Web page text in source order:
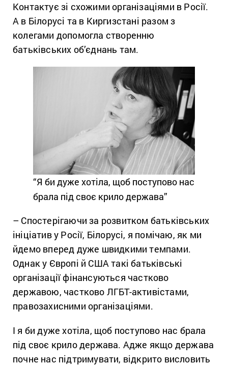
Контактує зі схожими організаціями в Росії.
А в Білорусі та в Киргизстані разом з
колегами допомогла створенню
батьківських об’єднань там.
“Я би дуже хотіла, щоб поступово нас
брала під своє крило держава”
– Спостерігаючи за розвитком батьківських
ініціатив у Росії, Білорусі, я помічаю, як ми
йдемо вперед дуже швидкими темпами.
Однак у Європі й США такі батьківські
організації фінансуються частково
державою, частково ЛГБТ-активістами,
правозахисними організаціями.
І я би дуже хотіла, щоб поступово нас брала
під своє крило держава. Адже якщо держава
почне нас підтримувати, відкрито висловить